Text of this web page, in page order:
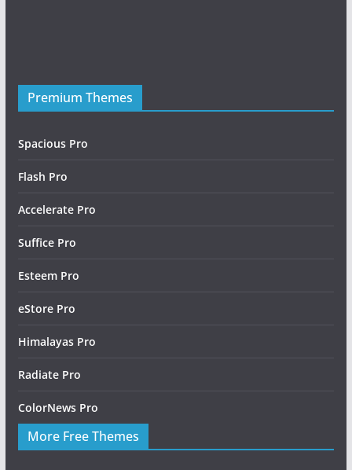
Premium Themes
Spacious Pro
Flash Pro
Accelerate Pro
Suffice Pro
Esteem Pro
eStore Pro
Himalayas Pro
Radiate Pro
ColorNews Pro
More Free Themes